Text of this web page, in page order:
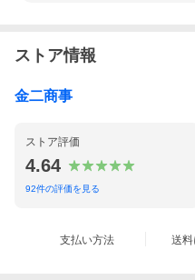
ストア情報
金二商事
ストア評価
4.64
92件の評価を見る
支払い方法 送